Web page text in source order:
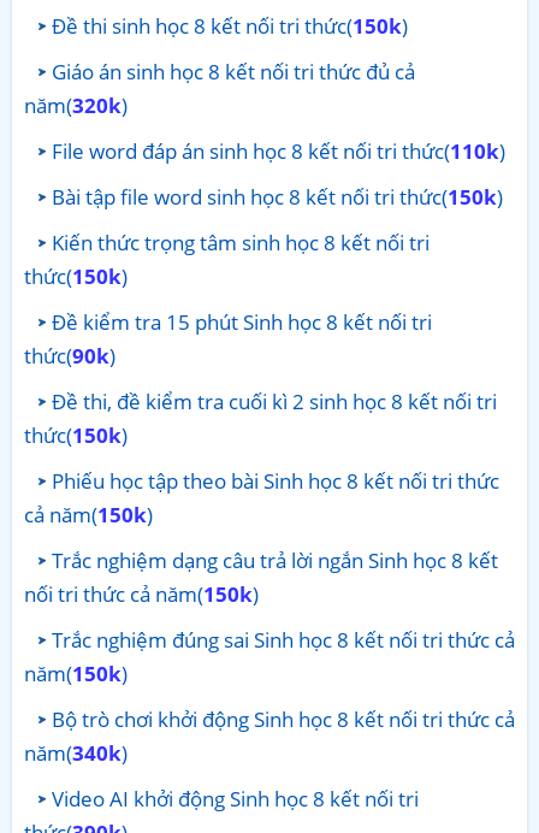
Đề thi sinh học 8 kết nối tri thức(150k)
Giáo án sinh học 8 kết nối tri thức đủ cả
năm(320k)
File word đáp án sinh học 8 kết nối tri thức(110k)
Bài tập file word sinh học 8 kết nối tri thức(150k)
Kiến thức trọng tâm sinh học 8 kết nối tri
thức(150k)
Đề kiểm tra 15 phút Sinh học 8 kết nối tri
thức(90k)
Đề thi, đề kiểm tra cuối kì 2 sinh học 8 kết nối tri
thức(150k)
Phiếu học tập theo bài Sinh học 8 kết nối tri thức
cả năm(150k)
Trắc nghiệm dạng câu trả lời ngắn Sinh học 8 kết
nối tri thức cả năm(150k)
Trắc nghiệm đúng sai Sinh học 8 kết nối tri thức cả
năm(150k)
Bộ trò chơi khởi động Sinh học 8 kết nối tri thức cả
năm(340k)
Video AI khởi động Sinh học 8 kết nối tri